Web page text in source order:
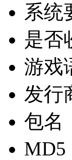
系统
是否
游戏
发行
包名
MD5